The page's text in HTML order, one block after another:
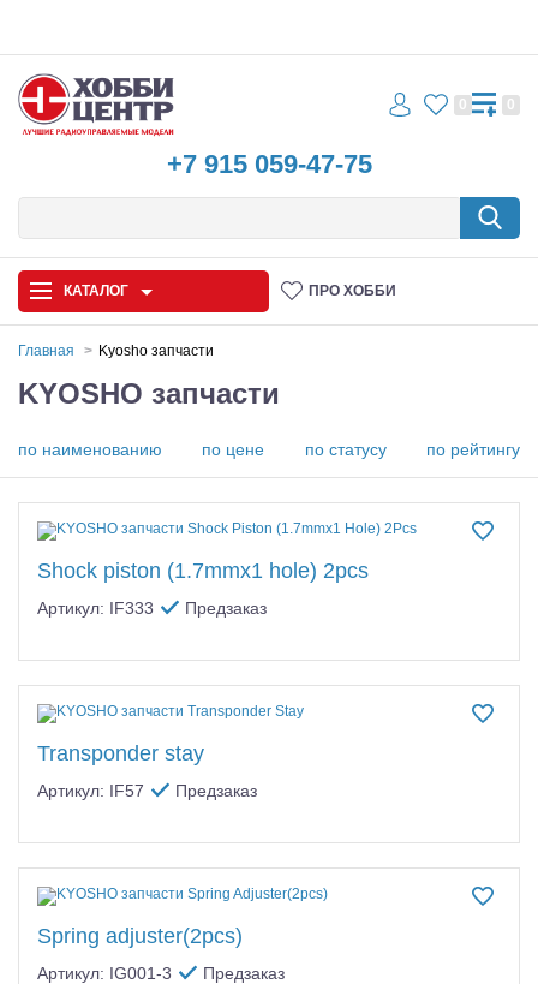
+7 915 059-47-75
0 0
КАТАЛОГ ПРО ХОББИ
Автомодели
Запчасти и аксессуары
Самолеты
Квадрокоптеры
Аппаратура и электроника
Аккумуляторы и батарейки
Зарядные устройства и блоки питания
Двигатели
Технические жидкости
Главная Kyosho запчасти
KYOSHO запчасти
по наименованию по цене по статусу по рейтингу
Shock piston (1.7mmx1 hole) 2pcs
Артикул: IF333 Предзаказ
Transponder stay
Артикул: IF57 Предзаказ
Spring adjuster(2pcs)
Артикул: IG001-3 Предзаказ